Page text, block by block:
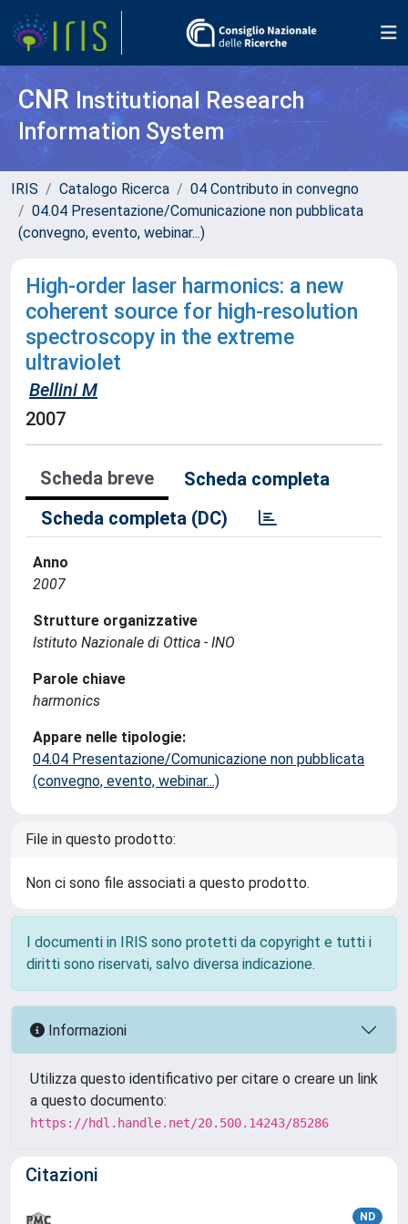
CNR Institutional Research
Information System
IRIS Catalogo Ricerca
04 Contributo in convegno
04.04 Presentazione/Comunicazione non pubblicata
(convegno, evento, webinar...)
High-order laser harmonics: a new
coherent source for high-resolution
spectroscopy in the extreme
ultraviolet
Bellini M
2007
Scheda breve
Scheda completa
Scheda completa (DC)
Anno
2007
Strutture organizzative
Istituto Nazionale di Ottica - INO
Parole chiave
harmonics
Appare nelle tipologie:
04.04 Presentazione/Comunicazione non pubblicata
(convegno, evento, webinar...)
File in questo prodotto:
Non ci sono file associati a questo prodotto.
I documenti in IRIS sono protetti da copyright e tutti i
diritti sono riservati, salvo diversa indicazione.
Informazioni
Utilizza questo identificativo per citare o creare un link
a questo documento:
https://hdl.handle.net/20.500.14243/85286
Citazioni
ND